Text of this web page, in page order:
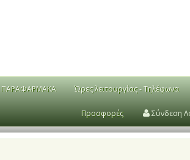
ΠΑΡΑΦΑΡΜΑΚΑ Ώρες λειτουργίας - Τηλέφωνα
Προσφορές Σύνδεση